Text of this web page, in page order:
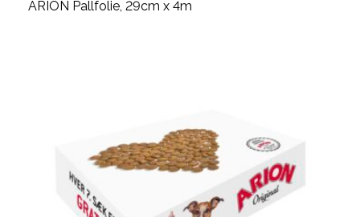
ARION Pallfolie, 29cm x 4m